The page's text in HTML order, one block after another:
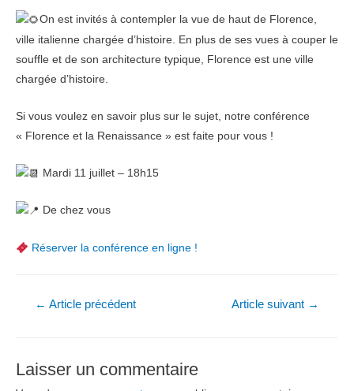
On est invités à contempler la vue de haut de Florence,
ville italienne chargée d’histoire. En plus de ses vues à couper le
souffle et de son architecture typique, Florence est une ville
chargée d’histoire.
Si vous voulez en savoir plus sur le sujet, notre conférence
« Florence et la Renaissance » est faite pour vous !
Mardi 11 juillet – 18h15
De chez vous
Réserver la conférence en ligne !
Navigation
← Article précédent Article suivant →
Laisser un commentaire